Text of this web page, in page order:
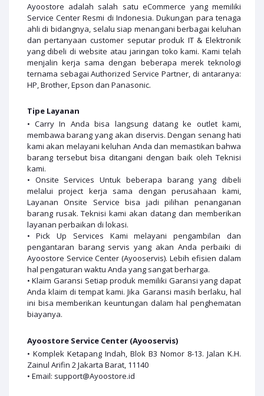
Ayoostore adalah salah satu eCommerce yang memiliki
Service Center Resmi di Indonesia. Dukungan para tenaga
ahli di bidangnya, selalu siap menangani berbagai keluhan
dan pertanyaan customer seputar produk IT & Elektronik
yang dibeli di website atau jaringan toko kami. Kami telah
menjalin kerja sama dengan beberapa merek teknologi
ternama sebagai Authorized Service Partner, di antaranya:
HP, Brother, Epson dan Panasonic.
Tipe Layanan
• Carry In Anda bisa langsung datang ke outlet kami,
membawa barang yang akan diservis. Dengan senang hati
kami akan melayani keluhan Anda dan memastikan bahwa
barang tersebut bisa ditangani dengan baik oleh Teknisi
kami.
• Onsite Services Untuk beberapa barang yang dibeli
melalui project kerja sama dengan perusahaan kami,
Layanan Onsite Service bisa jadi pilihan penanganan
barang rusak. Teknisi kami akan datang dan memberikan
layanan perbaikan di lokasi.
• Pick Up Services Kami melayani pengambilan dan
pengantaran barang servis yang akan Anda perbaiki di
Ayoostore Service Center (Ayooservis). Lebih efisien dalam
hal pengaturan waktu Anda yang sangat berharga.
• Klaim Garansi Setiap produk memiliki Garansi yang dapat
Anda klaim di tempat kami. Jika Garansi masih berlaku, hal
ini bisa memberikan keuntungan dalam hal penghematan
biayanya.
Ayoostore Service Center (Ayooservis)
• Komplek Ketapang Indah, Blok B3 Nomor 8-13. Jalan K.H.
Zainul Arifin 2 Jakarta Barat, 11140
• Email: support@Ayoostore.id